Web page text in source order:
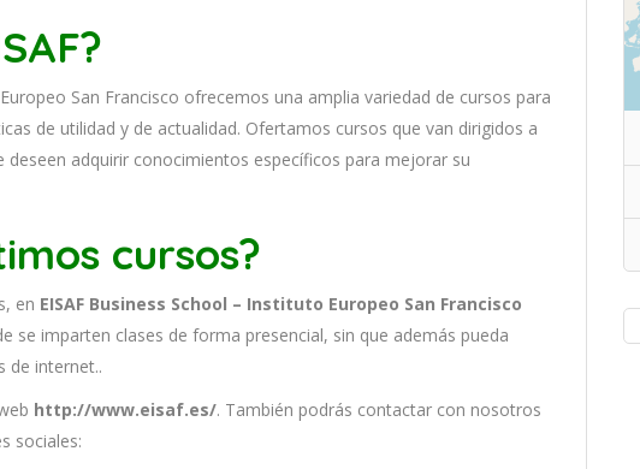
San Francisco ofrecemos una amplia variedad de cursos para
as de utilidad y de actualidad. Ofertamos cursos que van dirigidos a
deseen adquirir conocimientos específicos para mejorar su
cursos?
en EISAF Business School – Instituto Europeo San Francisco
se imparten clases de forma presencial, sin que además pueda
de internet..
http://www.eisaf.es/. También podrás contactar con nosotros
sociales: